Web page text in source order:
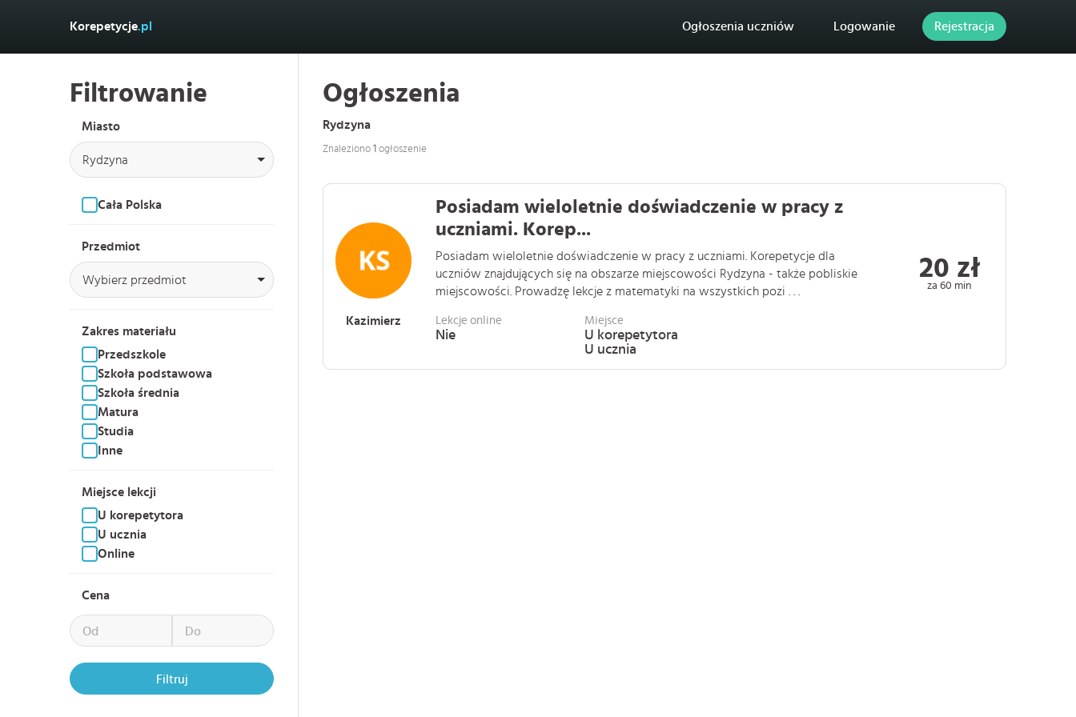
Korepetycje.pl Ogłoszenia uczniów Logowanie Rejestracja
Filtrowanie
Miasto
Rydzyna
Cała Polska
Przedmiot
Wybierz przedmiot
Zakres materiału
Przedszkole
Szkoła podstawowa
Szkoła średnia
Matura
Studia
Inne
Miejsce lekcji
U korepetytora
U ucznia
Online
Cena
Filtruj
Ogłoszenia
Rydzyna
Znaleziono 1 ogłoszenie
Kazimierz
Posiadam wieloletnie doświadczenie w pracy z
uczniami. Korep...
Posiadam wieloletnie doświadczenie w pracy z uczniami. Korepetycje dla
uczniów znajdujących się na obszarze miejscowości Rydzyna - także pobliskie
miejscowości. Prowadzę lekcje z matematyki na wszystkich pozi . . .
Lekcje online
Nie
Miejsce
U korepetytora
U ucznia
20 zł
za 60 min